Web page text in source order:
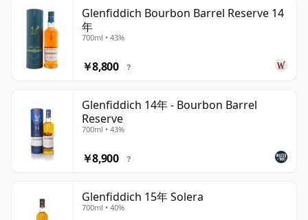
Glenfiddich Bourbon Barrel Reserve 14
年
700ml • 43%
￥8,800 ?
Glenfiddich 14年 - Bourbon Barrel
Reserve
700ml • 43%
￥8,900 ?
Glenfiddich 15年 Solera
700ml • 40%